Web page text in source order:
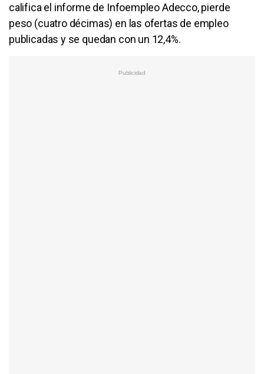
califica el informe de Infoempleo Adecco, pierde
peso (cuatro décimas) en las ofertas de empleo
publicadas y se quedan con un 12,4%.